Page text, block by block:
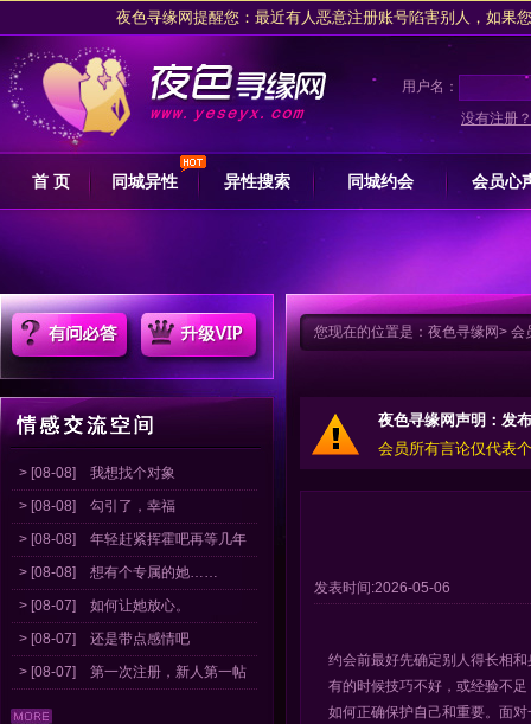
夜色寻缘网提醒您：最近有人恶意注册账号陷害别人，如
夜色交友网坚决拥护网信办关于专项整治行动的措施，抵制任何卖
请注意收藏
夜色寻缘网
夜色寻缘网提醒广大会员朋友交友过程中，
夜色寻缘网提醒您：最近有人恶意注册账号陷害别人，如
夜色交友网坚决拥护网信办关于专项整治行动的措施，抵制任何卖
请注意收藏夜色寻缘网
用户名：
没有注册？
首 页 同城异性 异性搜索 同城约会 会员心
> [08-08] 我想找个对象
> [08-08] 勾引了，幸福
> [08-08] 年轻赶紧挥霍吧再等几年
> [08-08] 想有个专属的她……
> [08-07] 如何让她放心。
> [08-07] 还是带点感情吧
> [08-07] 第一次注册，新人第一帖
您现在的位置是： 夜色寻缘网> 会
夜色寻缘网声明：发
会员所有言论仅代表
发表时间:2026-05-06
约会前最好先确定别人得长相
有的时候技巧不好，或经验不
如何正确保护自己和重要。面